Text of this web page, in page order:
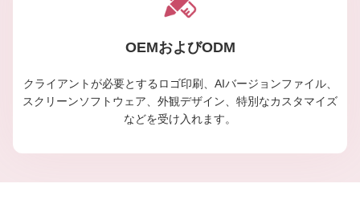
OEMおよびODM
クライアントが必要とするロゴ印刷、AIバージョンファイル、
スクリーンソフトウェア、外観デザイン、特別なカスタマイズ
などを受け入れます。